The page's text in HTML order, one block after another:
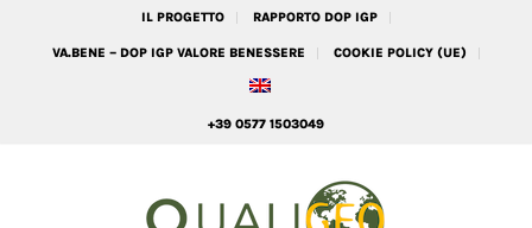
IL PROGETTO RAPPORTO DOP IGP
VA.BENE – DOP IGP VALORE BENESSERE COOKIE POLICY (UE)
+39 0577 1503049